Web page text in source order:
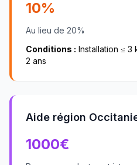
10%
Au lieu de 20%
Conditions : Installation ≤ 3
2 ans
Aide région
1000€